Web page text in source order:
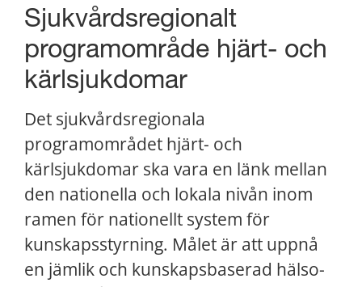
Sjukvårdsregionalt
programområde hjärt- och
kärlsjukdomar
Det sjukvårdsregionala
programområdet hjärt- och
kärlsjukdomar ska vara en länk mellan
den nationella och lokala nivån inom
ramen för nationellt system för
kunskapsstyrning. Målet är att uppnå
en jämlik och kunskapsbaserad hälso-